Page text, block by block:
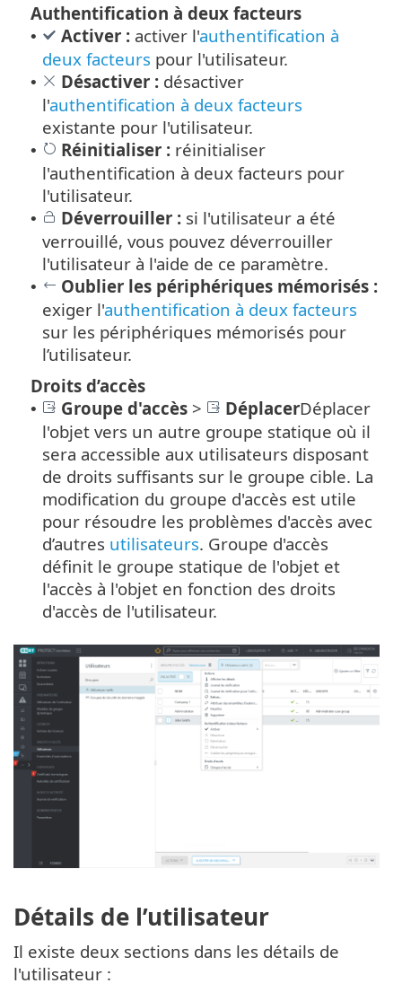
Authentification à deux facteurs
• Activer : activer l'authentification à
deux facteurs pour l'utilisateur.
• Désactiver : désactiver
l'authentification à deux facteurs
existante pour l'utilisateur.
• Réinitialiser : réinitialiser
l'authentification à deux facteurs pour
l'utilisateur.
• Déverrouiller : si l'utilisateur a été
verrouillé, vous pouvez déverrouiller
l'utilisateur à l'aide de ce paramètre.
•
Oublier les périphériques mémorisés :
exiger l'authentification à deux facteurs
sur les périphériques mémorisés pour
l’utilisateur.
Droits d’accès
• Groupe d'accès > DéplacerDéplacer
l'objet vers un autre groupe statique où il
sera accessible aux utilisateurs disposant
de droits suffisants sur le groupe cible. La
modification du groupe d'accès est utile
pour résoudre les problèmes d'accès avec
d’autres utilisateurs. Groupe d'accès
définit le groupe statique de l'objet et
l'accès à l'objet en fonction des droits
d'accès de l'utilisateur.
Détails de l’utilisateur
Il existe deux sections dans les détails de
l'utilisateur :